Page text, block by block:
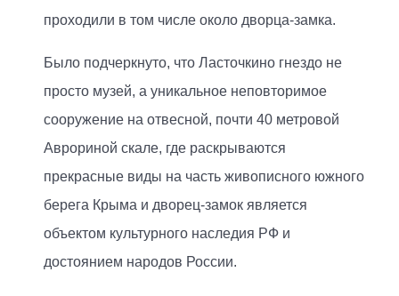
проходили в том числе около дворца-замка.
Было подчеркнуто, что Ласточкино гнездо не
просто музей, а уникальное неповторимое
сооружение на отвесной, почти 40 метровой
Аврориной скале, где раскрываются
прекрасные виды на часть живописного южного
берега Крыма и дворец-замок является
объектом культурного наследия РФ и
достоянием народов России.